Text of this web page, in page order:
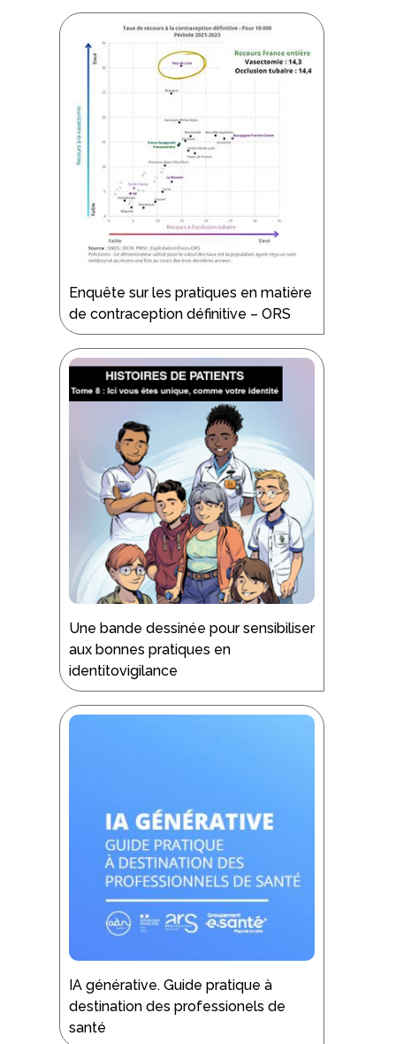
Enquête sur les pratiques en matière
de contraception définitive – ORS
Une bande dessinée pour sensibiliser
aux bonnes pratiques en
identitovigilance
IA générative. Guide pratique à
destination des professionels de
santé